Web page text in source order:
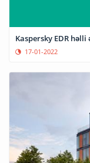
Kaspersky EDR
17-01-2022